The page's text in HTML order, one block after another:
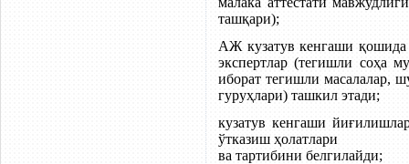
ташқари);
АЖ кузатув кенгаши қошида
экспертлар (тегишли соҳа
иборат тегишли масалалар,
гуруҳлари) ташкил этади;
кузатув кенгаши
ўтказиш ҳолатлари
ва тартибини белгилайди;